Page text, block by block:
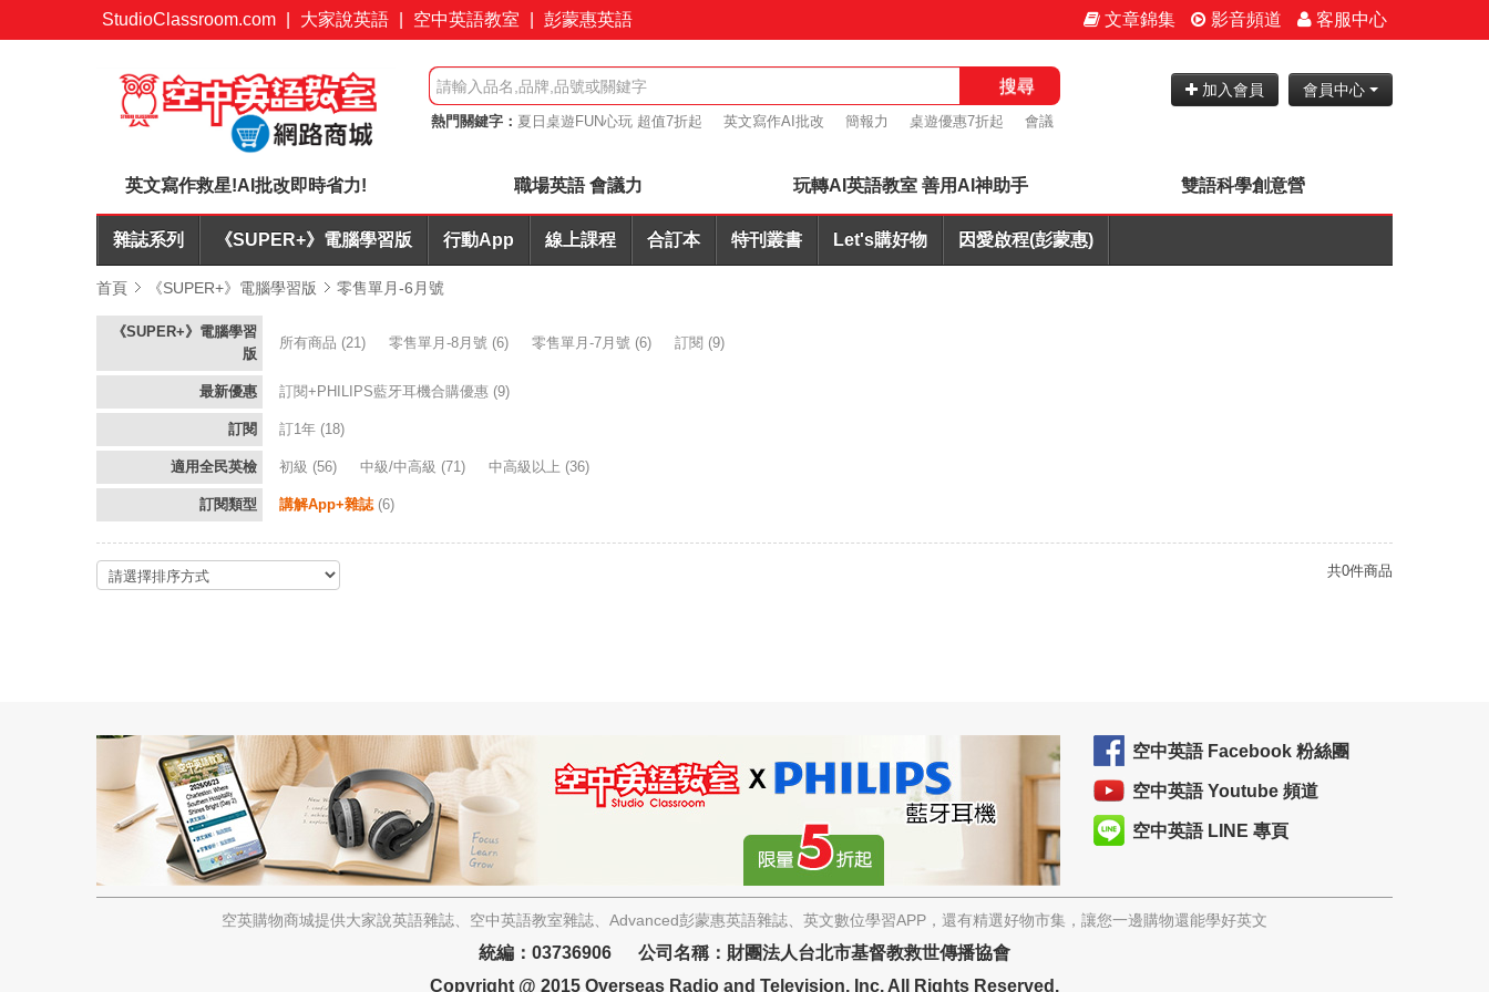
StudioClassroom.com 大家說英語 空中英語教室 彭蒙惠英語 文章錦集 影音頻道 客服中心
搜尋
熱門關鍵字： 夏日桌遊FUN心玩 超值7折起 英文寫作AI批改 簡報力 桌遊優惠7折起
會議
加入會員 會員中心
英文寫作救星!AI批改即時省力! 職場英語 會議力 玩轉AI英語教室 善用AI神助手 雙語科學創意營
雜誌系列 《SUPER+》電腦學習版 行動App 線上課程 合訂本 特刊叢書 Let's購好物 因愛啟程(彭蒙惠)
首頁 《SUPER+》電腦學習版 零售單月-6月號
《SUPER+》電腦學習
版
所有商品 (21) 零售單月-8月號 (6) 零售單月-7月號 (6) 訂閱 (9)
最新優惠 訂閱+PHILIPS藍牙耳機合購優惠 (9)
訂閱 訂1年 (18)
適用全民英檢 初級 (56) 中級/中高級 (71) 中高級以上 (36)
訂閱類型 講解App+雜誌(6)
共0件商品
空中英語 Facebook 粉絲團
空中英語 Youtube 頻道
空中英語 LINE 專頁
空英購物商城提供大家說英語雜誌、空中英語教室雜誌、Advanced彭蒙惠英語雜誌、英文數位學習APP，還有精選好物市集，讓您一邊購物還能學好英文
統編：03736906 公司名稱：財團法人台北市基督教救世傳播協會
Copyright @ 2015 Overseas Radio and Television, Inc. All Rights Reserved.